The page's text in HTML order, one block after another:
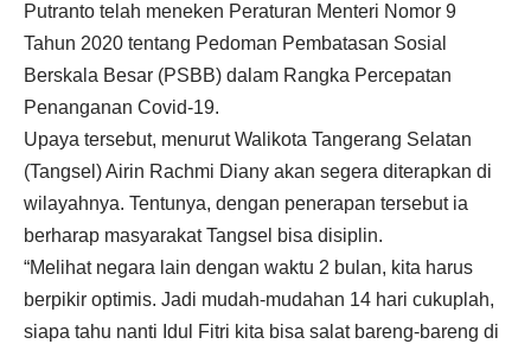
Putranto telah meneken Peraturan Menteri Nomor 9
Tahun 2020 tentang Pedoman Pembatasan Sosial
Berskala Besar (PSBB) dalam Rangka Percepatan
Penanganan Covid-19.
Upaya tersebut, menurut Walikota Tangerang Selatan
(Tangsel) Airin Rachmi Diany akan segera diterapkan di
wilayahnya. Tentunya, dengan penerapan tersebut ia
berharap masyarakat Tangsel bisa disiplin.
“Melihat negara lain dengan waktu 2 bulan, kita harus
berpikir optimis. Jadi mudah-mudahan 14 hari cukuplah,
siapa tahu nanti Idul Fitri kita bisa salat bareng-bareng di